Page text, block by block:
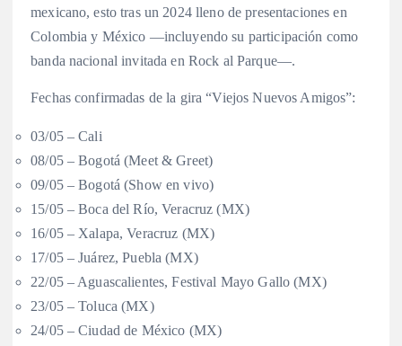
mexicano, esto tras un 2024 lleno de presentaciones en
Colombia y México —incluyendo su participación como
banda nacional invitada en Rock al Parque—.
Fechas confirmadas de la gira “Viejos Nuevos Amigos”:
03/05 – Cali
08/05 – Bogotá (Meet & Greet)
09/05 – Bogotá (Show en vivo)
15/05 – Boca del Río, Veracruz (MX)
16/05 – Xalapa, Veracruz (MX)
17/05 – Juárez, Puebla (MX)
22/05 – Aguascalientes, Festival Mayo Gallo (MX)
23/05 – Toluca (MX)
24/05 – Ciudad de México (MX)